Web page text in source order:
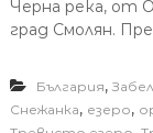
Черна река, от
град Смолян.
България,
Снежанка, езеро,